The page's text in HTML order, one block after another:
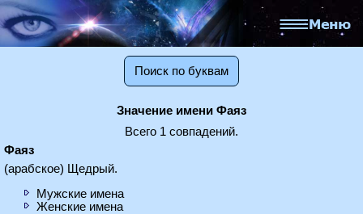
Поиск по буквам
Значение имени Фаяз
Всего 1 совпадений.
Фаяз
(арабское) Щедрый.
Мужские имена
Женские имена